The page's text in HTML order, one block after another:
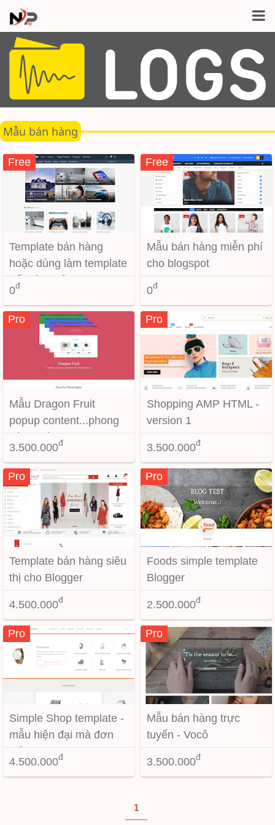
Mẫu bán hàng
Free
Template bán hàng
hoặc dùng làm template
bất động sản
0đ
Free
Mẫu bán hàng miễn phí
cho blogspot
0đ
Pro
Mẫu Dragon Fruit
popup content...phong
cách mới lạ cho
Blogspot
3.500.000đ
Pro
Shopping AMP HTML -
version 1
3.500.000đ
Pro
Template bán hàng siêu
thị cho Blogger
4.500.000đ
Pro
Foods simple template
Blogger
2.500.000đ
Pro
Simple Shop template -
mẫu hiện đại mà đơn
giản...
4.500.000đ
Pro
Mẫu bán hàng trực
tuyến - Vocô
3.500.000đ
1